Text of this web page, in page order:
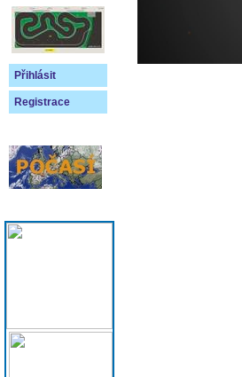
Přihlásit
Registrace